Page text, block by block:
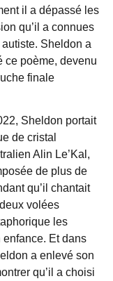
il a dépassé les
qu’il a connues
Sheldon a
ce poème, devenu
finale
Sheldon portait
de cristal
Alin Le’Kal,
de plus de
qu’il chantait
volées
les
enfance. Et dans
a enlevé son
qu’il a choisi